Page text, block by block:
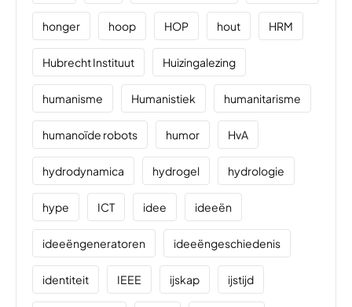
honger hoop HOP hout HRM
Hubrecht Instituut Huizingalezing
humanisme Humanistiek humanitarisme
humanoïde robots humor HvA
hydrodynamica hydrogel hydrologie
hype ICT idee ideeën
ideeëngeneratoren ideeëngeschiedenis
identiteit IEEE ijskap ijstijd